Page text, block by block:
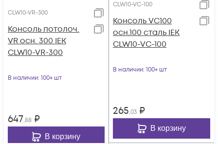
CLW10-VR-300
Консоль потолоч.
VR осн. 300 IEK
CLW10-VR-300
В наличии: 100+ шт
647,88 ₽
В корзину
CLW10-VC-100
Консоль VC100
осн.100 сталь IEK
CLW10-VC-100
В наличии: 100+ шт
265,03 ₽
В корзину